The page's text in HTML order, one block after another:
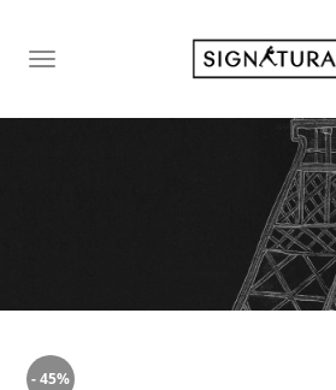
TOGGLE
NAVIGATION
- 45%